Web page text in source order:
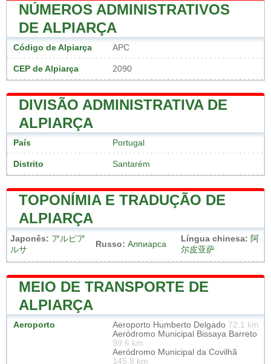
NÚMEROS ADMINISTRATIVOS
DE ALPIARÇA
Código de Alpiarça APC
CEP de Alpiarça 2090
DIVISÃO ADMINISTRATIVA DE
ALPIARÇA
País Portugal
Distrito Santarém
TOPONÍMIA E TRADUÇÃO DE
ALPIARÇA
Japonês: アルピア
ルサ
Russo: Алпиарса
Língua chinesa: 阿
尔皮亚萨
MEIO DE TRANSPORTE DE
ALPIARÇA
Aeroporto Aeroporto Humberto Delgado 72.1 km
Aeródromo Municipal Bissaya Barreto
99.6 km
Aeródromo Municipal da Covilhã
145.8 km